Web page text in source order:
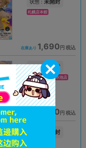
状態 : 未開封
札幌店本館
在庫あり 1,690 円 税込
状態 : 未開封
プライムツリー赤池店
2,290 円 税込
未開封